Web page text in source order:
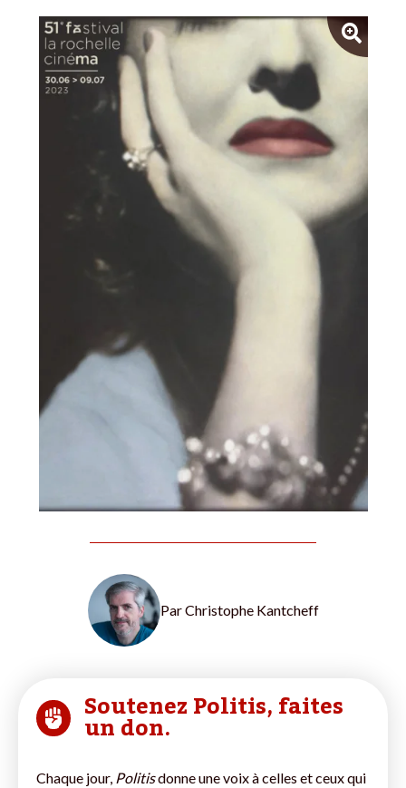
ParChristophe Kantcheff
Soutenez Politis, faites
un don.
Chaque jour, Politisdonne une voix à celles et ceux qui